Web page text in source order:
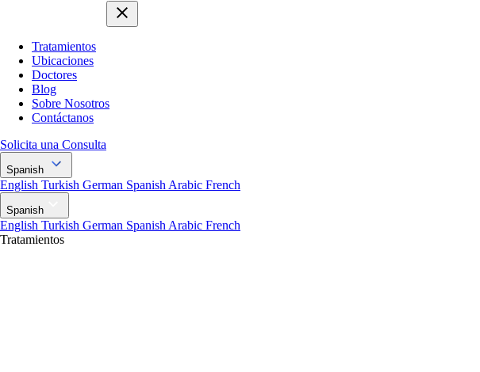
Tratamientos
Ubicaciones
Doctores
Blog
Sobre Nosotros
Contáctanos
Solicita una Consulta
Spanish
English Turkish German Spanish Arabic French
Spanish
English Turkish German Spanish Arabic French
Tratamientos